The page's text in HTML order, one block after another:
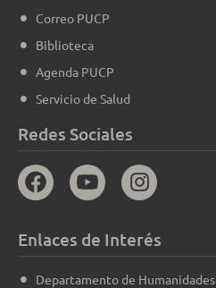
Correo PUCP
Biblioteca
Agenda PUCP
Servicio de Salud
Redes Sociales
Enlaces de Interés
Departamento de Humanidades